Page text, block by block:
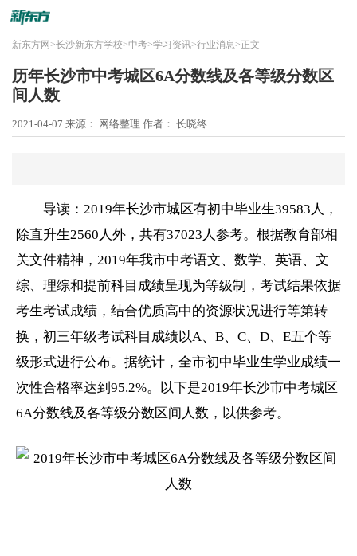
新东方网 >长沙新东方学校>中考>学习资讯>行业消息>正文
历年长沙市中考城区6A分数线及各等级分数区
间人数
2021-04-07 来源： 网络整理 作者： 长晓终
导读：2019年长沙市城区有初中毕业生39583人，
除直升生2560人外，共有37023人参考。根据教育部相
关文件精神，2019年我市中考语文、数学、英语、文
综、理综和提前科目成绩呈现为等级制，考试结果依据
考生考试成绩，结合优质高中的资源状况进行等第转
换， 初三年级考试科目成绩以A、B、C、D、E五个等
级形式进行公布。据统计，全市初中毕业生学业成绩一
次性合格率达到95.2%。以下是2019年长沙市中考城区
6A分数线及各等级分数区间人数，以供参考。